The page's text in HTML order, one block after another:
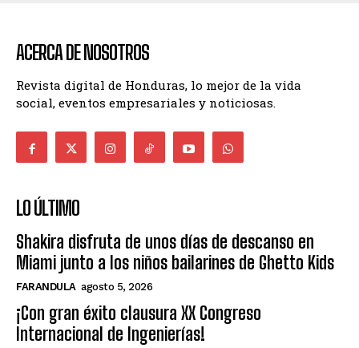
ACERCA DE NOSOTROS
Revista digital de Honduras, lo mejor de la vida
social, eventos empresariales y noticiosas.
LO ÚLTIMO
Shakira disfruta de unos días de descanso en
Miami junto a los niños bailarines de Ghetto Kids
FARANDULA agosto 5, 2026
¡Con gran éxito clausura XX Congreso
Internacional de Ingenierías!